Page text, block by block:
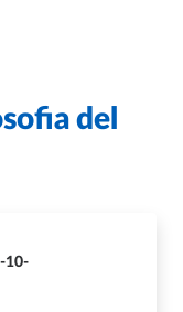
del
10-